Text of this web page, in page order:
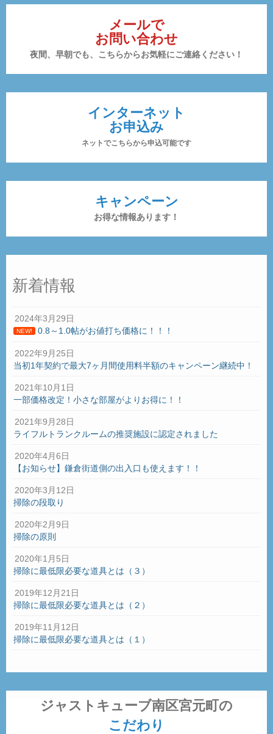
メールで
お問い合わせ
夜間、早朝でも、こちらからお気軽にご連絡ください！
インターネット
お申込み
ネットでこちらから申込可能です
キャンペーン
お得な情報あります！
新着情報
2024年3月29日
NEW! 0.8～1.0帖がお値打ち価格に！！！
2022年9月25日
当初1年契約で最大7ヶ月間使用料半額のキャンペーン継続中！
2021年10月1日
一部価格改定！小さな部屋がよりお得に！！
2021年9月28日
ライフルトランクルームの推奨施設に認定されました
2020年4月6日
【お知らせ】鎌倉街道側の出入口も使えます！！
2020年3月12日
掃除の段取り
2020年2月9日
掃除の原則
2020年1月5日
掃除に最低限必要な道具とは（３）
2019年12月21日
掃除に最低限必要な道具とは（２）
2019年11月12日
掃除に最低限必要な道具とは（１）
ジャストキューブ南区宮元町の
こだわり